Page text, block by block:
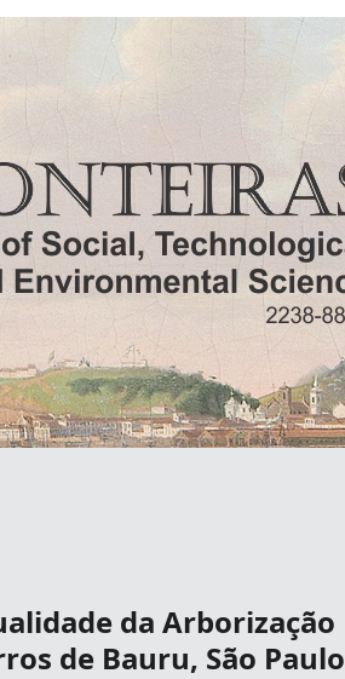
da Arborização
de Bauru, São Paulo